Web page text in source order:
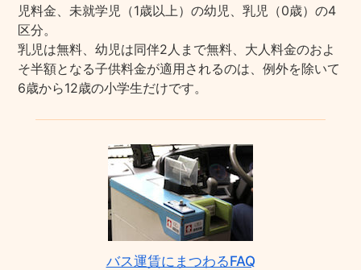
児料金、未就学児（1歳以上）の幼児、乳児（0歳）の4
区分。
乳児は無料、幼児は同伴2人まで無料、大人料金のおよ
そ半額となる子供料金が適用されるのは、例外を除いて
6歳から12歳の小学生だけです。
バス運賃にまつわるFAQ